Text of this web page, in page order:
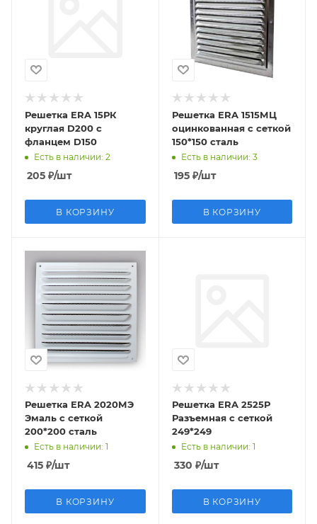
Решетка ERA 15РК
круглая D200 c
фланцем D150
Есть в наличии: 2
205 ₽/шт
В КОРЗИНУ
Решетка ERA 1515МЦ
оцинкованная с сеткой
150*150 сталь
Есть в наличии: 3
195₽/шт
В КОРЗИНУ
Решетка ERA 2020МЭ
Эмаль с сеткой
200*200 сталь
Есть в наличии: 1
415 ₽/шт
В КОРЗИНУ
Решетка ERA 2525Р
Разъемная с сеткой
249*249
Есть в наличии: 1
330 ₽/шт
В КОРЗИНУ